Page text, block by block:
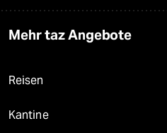
Mehr taz Angebote
Reisen
Kantine